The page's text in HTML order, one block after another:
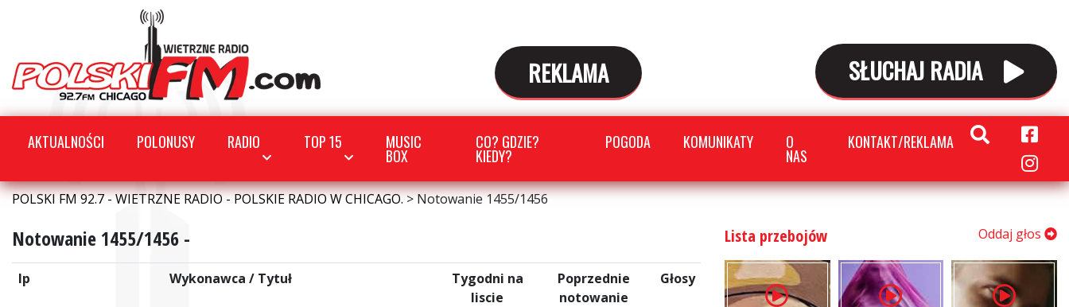
REKLAMA SŁUCHAJ RADIA
AKTUALNOŚCI POLONUSY RADIO TOP 15 MUSIC
BOX
CO? GDZIE?
KIEDY?
POGODA KOMUNIKATY O
NAS
KONTAKT/REKLAMA
POLSKI FM 92.7 - WIETRZNE RADIO - POLSKIE RADIO W CHICAGO.>Notowanie 1455/1456
Notowanie 1455/1456 -
lp Wykonawca / Tytuł
Tygodni na
liscie
Poprzednie
notowanie
Głosy
Lista przebojów Oddaj głos